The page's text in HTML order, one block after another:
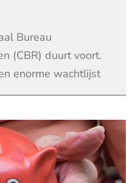
Bureau
(CBR) duurt voort.
enorme wachtlijst
zelf pas in de zomer